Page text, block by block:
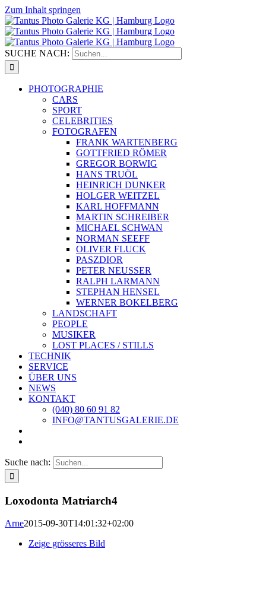
Zum Inhalt springen
SUCHE NACH:
PHOTOGRAPHIE
CARS
SPORT
CELEBRITIES
FOTOGRAFEN
FRANK WARTENBERG
GOTTFRIED RÖMER
GREGOR BORWIG
HANS TRUÖL
HEINRICH DUNKER
HOLGER WEITZEL
KARL HOFFMANN
MARTIN SCHREIBER
MICHAEL SCHWAN
NORMAN SEEFF
OLIVER FLUCK
PASZDIOR
PETER NEUSSER
RALPH LARMANN
STEPHAN HENSEL
WERNER BOKELBERG
LANDSCHAFT
PEOPLE
MUSIKER
LOST PLACES / STILLS
TECHNIK
SERVICE
ÜBER UNS
NEWS
KONTAKT
(040) 80 60 91 82
INFO@TANTUSGALERIE.DE
Suche nach:
Loxodonta Matriarch4
Arne2015-09-30T14:01:32+02:00
Zeige grösseres Bild